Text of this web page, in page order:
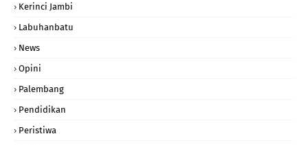
Kerinci Jambi
Labuhanbatu
News
Opini
Palembang
Pendidikan
Peristiwa